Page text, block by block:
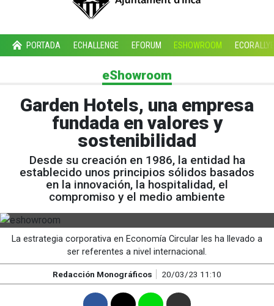
PORTADA ECHALLENGE EFORUM ESHOWROOM
eShowroom
Garden Hotels, una empresa
fundada en valores y
sostenibilidad
Desde su creación en 1986, la entidad ha
establecido unos principios sólidos basados
en la innovación, la hospitalidad, el
compromiso y el medio ambiente
La estrategia corporativa en Economía Circular les ha llevado a
ser referentes a nivel internacional.
Redacción Monográficos 20/03/23 11:10